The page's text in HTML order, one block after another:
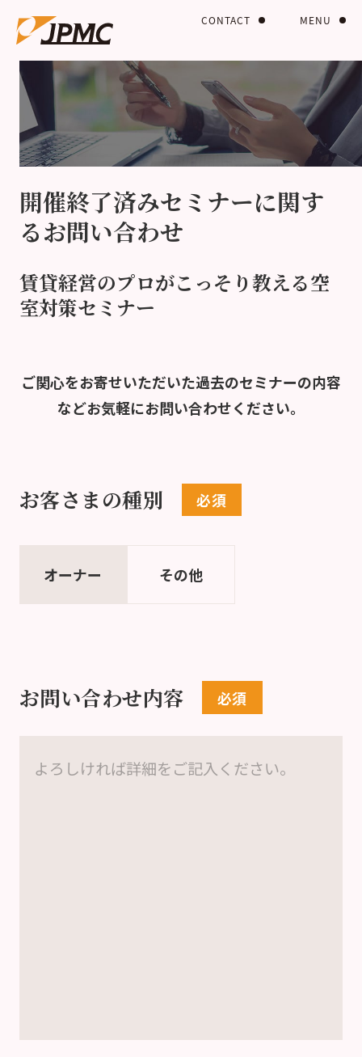
MENU
CONTACT
開催終了済みセミナーに関す
るお問い合わせ
賃貸経営のプロがこっそり教える空
室対策セミナー
ご関心をお寄せいただいた過去のセミナーの内容
などお気軽にお問い合わせください。
お客さまの種別
オーナー その他
お問い合わせ内容